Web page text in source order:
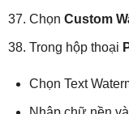
Chọn Custom
Trong hộp thoại
Chọn Text